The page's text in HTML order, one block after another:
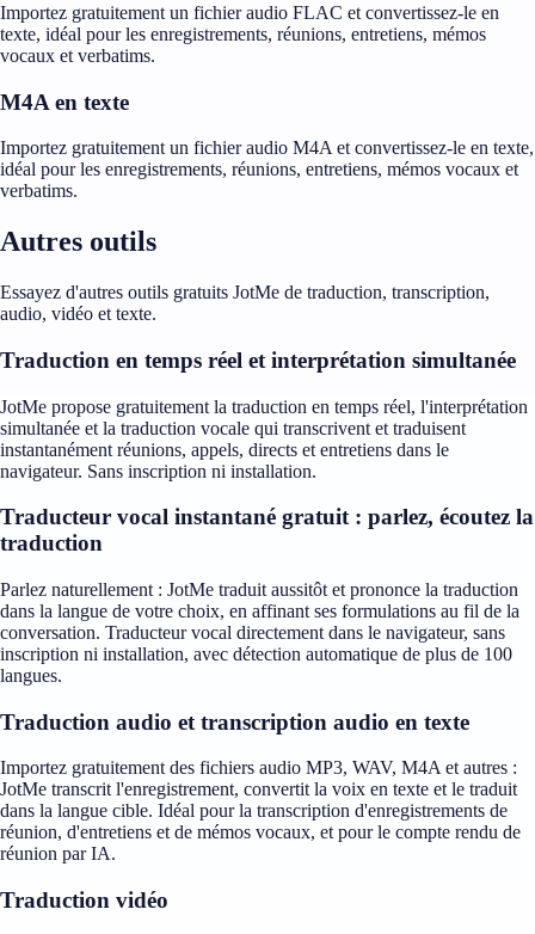
Importez gratuitement un fichier audio FLAC et convertissez-le en
texte, idéal pour les enregistrements, réunions, entretiens, mémos
vocaux et verbatims.
M4A en texte
Importez gratuitement un fichier audio M4A et convertissez-le en texte,
idéal pour les enregistrements, réunions, entretiens, mémos vocaux et
verbatims.
Autres outils
Essayez d'autres outils gratuits JotMe de traduction, transcription,
audio, vidéo et texte.
Traduction en temps réel et interprétation simultanée
JotMe propose gratuitement la traduction en temps réel, l'interprétation
simultanée et la traduction vocale qui transcrivent et traduisent
instantanément réunions, appels, directs et entretiens dans le
navigateur. Sans inscription ni installation.
Traducteur vocal instantané gratuit : parlez, écoutez la
traduction
Parlez naturellement : JotMe traduit aussitôt et prononce la traduction
dans la langue de votre choix, en affinant ses formulations au fil de la
conversation. Traducteur vocal directement dans le navigateur, sans
inscription ni installation, avec détection automatique de plus de 100
langues.
Traduction audio et transcription audio en texte
Importez gratuitement des fichiers audio MP3, WAV, M4A et autres :
JotMe transcrit l'enregistrement, convertit la voix en texte et le traduit
dans la langue cible. Idéal pour la transcription d'enregistrements de
réunion, d'entretiens et de mémos vocaux, et pour le compte rendu de
réunion par IA.
Traduction vidéo